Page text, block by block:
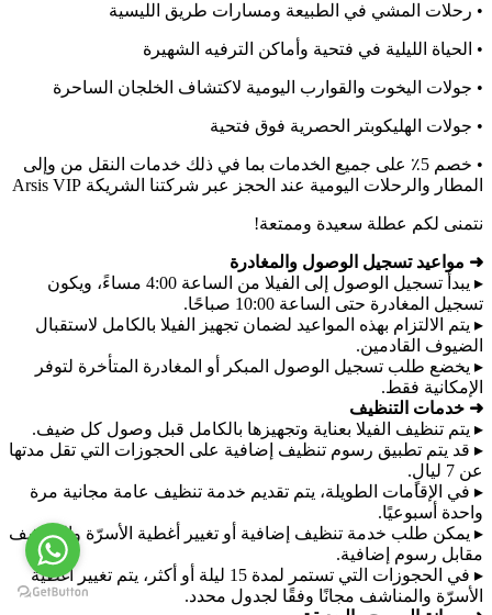
• رحلات المشي في الطبيعة ومسارات طريق الليسية
• الحياة الليلية في فتحية وأماكن الترفيه الشهيرة
• جولات اليخوت والقوارب اليومية لاكتشاف الخلجان الساحرة
• جولات الهليكوبتر الحصرية فوق فتحية
• خصم 5٪ على جميع الخدمات بما في ذلك خدمات النقل من وإلى
المطار والرحلات اليومية عند الحجز عبر شركتنا الشريكة Arsis VIP
نتمنى لكم عطلة سعيدة وممتعة!
➜ مواعيد تسجيل الوصول والمغادرة
▸ يبدأ تسجيل الوصول إلى الفيلا من الساعة 4:00 مساءً، ويكون
تسجيل المغادرة حتى الساعة 10:00 صباحًا.
▸ يتم الالتزام بهذه المواعيد لضمان تجهيز الفيلا بالكامل لاستقبال
الضيوف القادمين.
▸ يخضع طلب تسجيل الوصول المبكر أو المغادرة المتأخرة لتوفر
الإمكانية فقط.
➜ خدمات التنظيف
▸ يتم تنظيف الفيلا بعناية وتجهيزها بالكامل قبل وصول كل ضيف.
▸ قد يتم تطبيق رسوم تنظيف إضافية على الحجوزات التي تقل مدتها
عن 7 ليالٍ.
▸ في الإقامات الطويلة، يتم تقديم خدمة تنظيف عامة مجانية مرة
واحدة أسبوعيًا.
▸ يمكن طلب خدمة تنظيف إضافية أو تغيير أغطية الأسرّة والمناشف
مقابل رسوم إضافية.
▸ في الحجوزات التي تستمر لمدة 15 ليلة أو أكثر، يتم تغيير أغطية
الأسرّة والمناشف مجانًا وفقًا لجدول محدد.